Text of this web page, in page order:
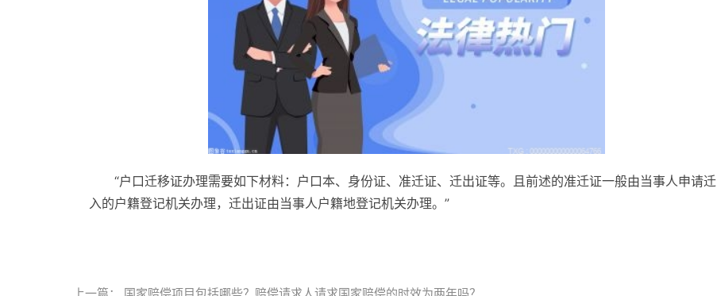
“户口迁移证办理需要如下材料：户口本、身份证、准迁证、迁出证等。且前述的准迁证一般由当事人申请迁
入的户籍登记机关办理，迁出证由当事人户籍地登记机关办理。”